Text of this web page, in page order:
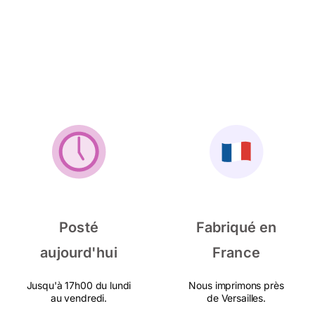
Posté
aujourd'hui
Jusqu'à 17h00 du lundi
au vendredi.
Fabriqué en
France
Nous imprimons près
de Versailles.